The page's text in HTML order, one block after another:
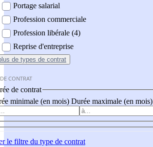
Portage salarial
Profession commerciale
Profession libérale (4)
Reprise d'entreprise
de types de contrat
CONTRAT
de contrat
minimale (en mois) Durée maximale (en mois)
le filtre du type de contrat